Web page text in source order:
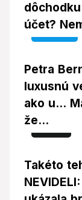
účet?
Video
Petra
luxusnú
ako u...
že...
Foto
Takéto